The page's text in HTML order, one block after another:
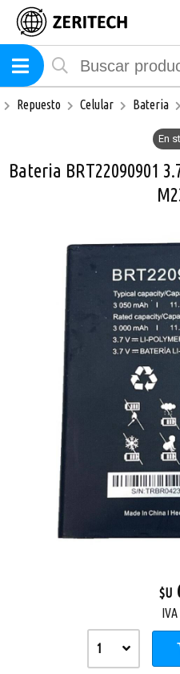
Compartir por email
Repuesto Celular Bateria
En
Bateria BRT22090901
$U
1